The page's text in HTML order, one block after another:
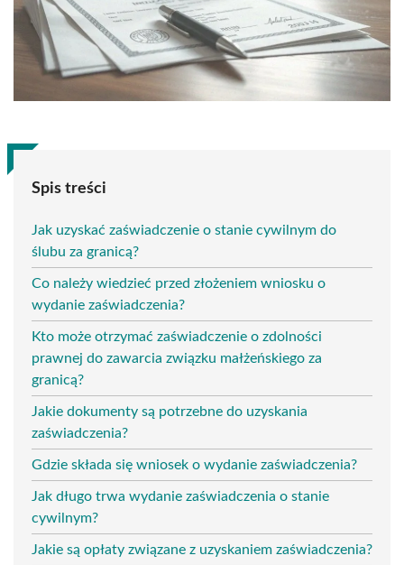
Spis treści
Jak uzyskać zaświadczenie o stanie cywilnym do
ślubu za granicą?
Co należy wiedzieć przed złożeniem wniosku o
wydanie zaświadczenia?
Kto może otrzymać zaświadczenie o zdolności
prawnej do zawarcia związku małżeńskiego za
granicą?
Jakie dokumenty są potrzebne do uzyskania
zaświadczenia?
Gdzie składa się wniosek o wydanie zaświadczenia?
Jak długo trwa wydanie zaświadczenia o stanie
cywilnym?
Jakie są opłaty związane z uzyskaniem zaświadczenia?